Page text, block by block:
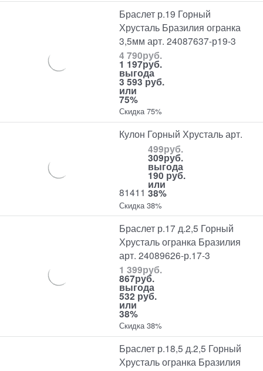
Браслет р.19 Горный
Хрусталь Бразилия огранка
3,5мм арт. 24087637-р19-3
4 790руб.
1 197руб.
выгода
3 593 руб.
или
75%
Скидка 75%
Кулон Горный Хрусталь арт.
81411
499руб.
309руб.
выгода
190 руб.
или
38%
Скидка 38%
Браслет р.17 д.2,5 Горный
Хрусталь огранка Бразилия
арт. 24089626-р.17-3
1 399руб.
867руб.
выгода
532 руб.
или
38%
Скидка 38%
Браслет р.18,5 д.2,5 Горный
Хрусталь огранка Бразилия